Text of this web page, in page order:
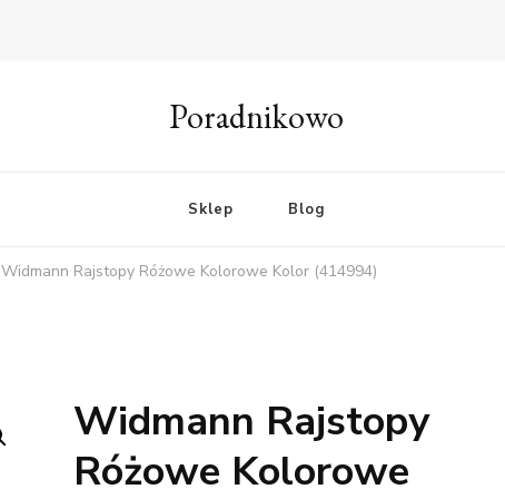
Poradnikowo
Sklep Blog
Widmann Rajstopy Różowe Kolorowe Kolor (414994)
Widmann Rajstopy
Różowe Kolorowe